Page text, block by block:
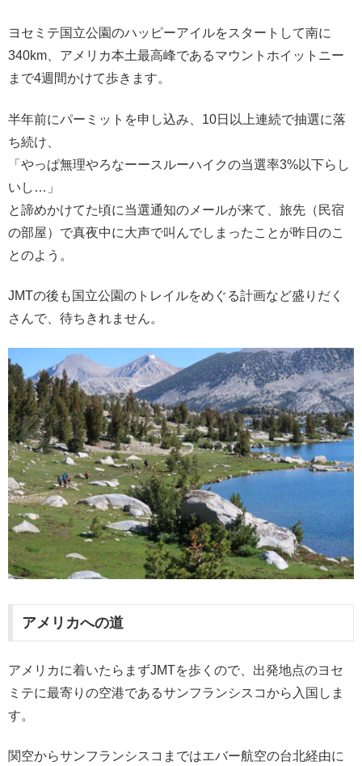
ヨセミテ国立公園のハッピーアイルをスタートして南に
340km、アメリカ本土最高峰であるマウントホイットニー
まで4週間かけて歩きます。
半年前にパーミットを申し込み、10日以上連続で抽選に落
ち続け、
「やっぱ無理やろなーースルーハイクの当選率3%以下らし
いし…」
と諦めかけてた頃に当選通知のメールが来て、旅先（民宿
の部屋）で真夜中に大声で叫んでしまったことが昨日のこ
とのよう。
JMTの後も国立公園のトレイルをめぐる計画など盛りだく
さんで、待ちきれません。
アメリカへの道
アメリカに着いたらまずJMTを歩くので、出発地点のヨセ
ミテに最寄りの空港であるサンフランシスコから入国しま
す。
関空からサンフランシスコまではエバー航空の台北経由に